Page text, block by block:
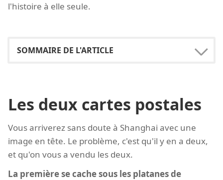
l'histoire à elle seule.
Les deux cartes postales
Vous arriverez sans doute à Shanghai avec une
image en tête. Le problème, c'est qu'il y en a deux,
et qu'on vous a vendu les deux.
La première se cache sous les platanes de